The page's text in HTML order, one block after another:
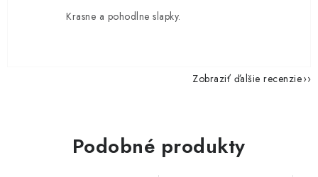
Krasne a pohodlne slapky.
Zobraziť ďalšie recenzie
Podobné produkty